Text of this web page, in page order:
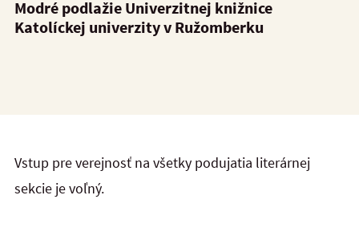
Modré podlažie Univerzitnej knižnice
Katolíckej univerzity v Ružomberku
Vstup pre verejnosť na všetky podujatia literárnej
sekcie je voľný.